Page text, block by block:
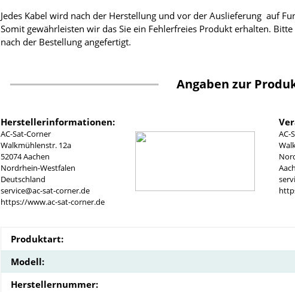
Jedes Kabel wird nach der Herstellung und vor der Auslieferung auf
Somit gewährleisten wir das Sie ein Fehlerfreies Produkt erhalten.
nach der Bestellung angefertigt.
Angaben zur
Herstellerinformationen:
AC-Sat-Corner
Walkmühlenstr. 12a
52074 Aachen
Nordrhein-Westfalen
Deutschland
service@ac-sat-corner.de
https://www.ac-sat-corner.de
AC-
Produktart:
Modell:
Herstellernummer: